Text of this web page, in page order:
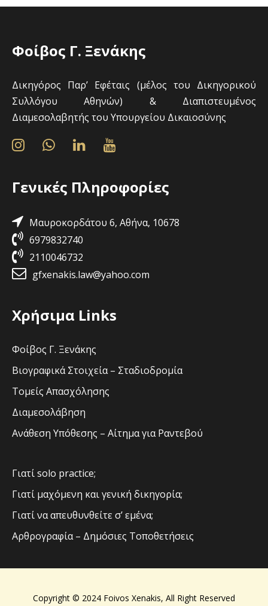
Φοίβος Γ. Ξενάκης
Δικηγόρος Παρ’ Εφέταις (μέλος του Δικηγορικού
Συλλόγου Αθηνών) & Διαπιστευμένος
Διαμεσολαβητής του Υπουργείου Δικαιοσύνης
Γενικές Πληροφορίες
Μαυροκορδάτου 6, Αθήνα, 10678
6979832740
2110046732
gfxenakis.law@yahoo.com
Χρήσιμα Links
Φοίβος Γ. Ξενάκης
Βιογραφικά Στοιχεία – Σταδιοδρομία
Τομείς Απασχόλησης
Διαμεσολάβηση
Ανάθεση Υπόθεσης – Αίτημα για Ραντεβού
Γιατί solo practice;
Γιατί μαχόμενη και γενική δικηγορία;
Γιατί να απευθυνθείτε σ’ εμένα;
Αρθρογραφία – Δημόσιες Τοποθετήσεις
Copyright © 2024 Foivos Xenakis, All Right Reserved